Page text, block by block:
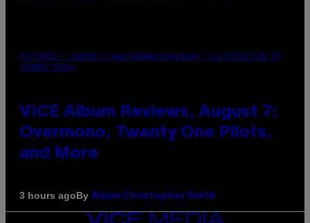
PICTURED: LONDON'S MAN/WOMAN/CHAINSAW (ILLUSTRATION BY
JOHNNY RYAN)
VICE Album Reviews, August 7:
Overmono, Twenty One Pilots,
and More
3 hours agoBy Adam Christopher Smith
VICE